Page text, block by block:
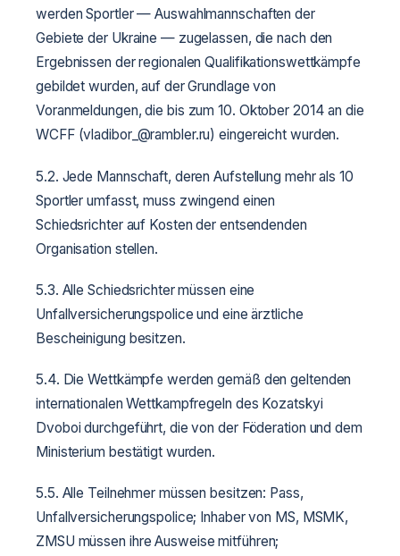
werden Sportler — Auswahlmannschaften der
Gebiete der Ukraine — zugelassen, die nach den
Ergebnissen der regionalen Qualifikationswettkämpfe
gebildet wurden, auf der Grundlage von
Voranmeldungen, die bis zum 10. Oktober 2014 an die
WCFF (vladibor_@rambler.ru) eingereicht wurden.
5.2. Jede Mannschaft, deren Aufstellung mehr als 10
Sportler umfasst, muss zwingend einen
Schiedsrichter auf Kosten der entsendenden
Organisation stellen.
5.3. Alle Schiedsrichter müssen eine
Unfallversicherungspolice und eine ärztliche
Bescheinigung besitzen.
5.4. Die Wettkämpfe werden gemäß den geltenden
internationalen Wettkampfregeln des Kozatskyi
Dvoboi durchgeführt, die von der Föderation und dem
Ministerium bestätigt wurden.
5.5. Alle Teilnehmer müssen besitzen: Pass,
Unfallversicherungspolice; Inhaber von MS, MSMK,
ZMSU müssen ihre Ausweise mitführen;